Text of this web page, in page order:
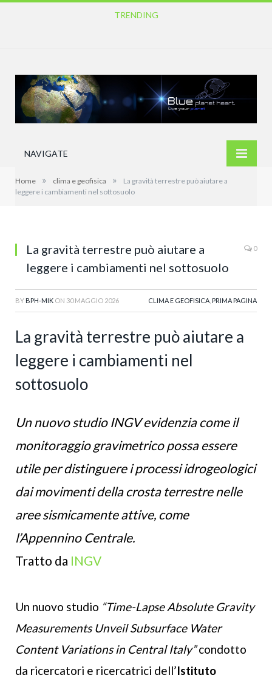
TRENDING
NAVIGATE
Home » clima e geofisica »
La gravità terrestre può aiutare a
leggere i cambiamenti nel sottosuolo
La gravità terrestre può aiutare a
leggere i cambiamenti nel sottosuolo
0
BY BPH-MIK ON 30 MAGGIO 2026 CLIMA E GEOFISICA PRIMA PAGINA
La gravità terrestre può aiutare a
leggere i cambiamenti nel
sottosuolo
Un nuovo studio INGV evidenzia come il
monitoraggio gravimetrico possa essere
utile per distinguere i processi idrogeologici
dai movimenti della crosta terrestre nelle
aree sismicamente attive, come
l’Appennino Centrale.
Tratto da INGV
Un nuovo studio “Time-Lapse Absolute Gravity
Measurements Unveil Subsurface Water
Content Variations in Central Italy”condotto
da ricercatori e ricercatrici dell’Istituto